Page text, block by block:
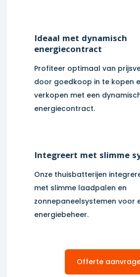
Ideaal met dynamisch
energiecontract
Profiteer optimaal van
door goedkoop in te kopen
verkopen met een
energiecontract.
Integreert met slimme
Onze thuisbatterijen
met slimme laadpalen en
zonnepaneelsystemen voor
energiebeheer.
Offerte